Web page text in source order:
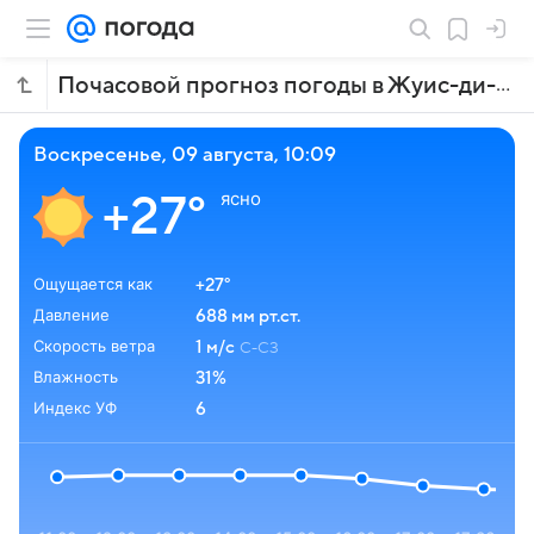
Почасовой прогноз погоды в Жуис-ди-Форе
воскресенье, 09 августа, 10:09
+27° ясно
Ощущается как
+27°
Давление
688 мм рт.ст.
Скорость ветра
1 м/с С-СЗ
Влажность
31%
Индекс УФ
6